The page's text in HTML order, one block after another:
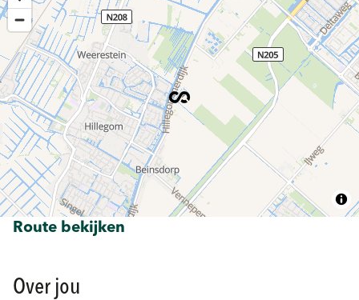
Route bekijken
Over jou